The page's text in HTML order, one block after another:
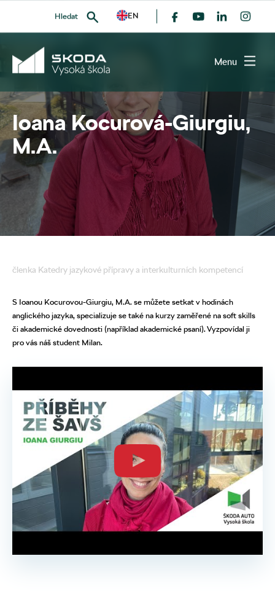
Hledat
VYHLEDAT
EN
Menu
Ioana Kocurová-Giurgiu,
M.A.
členka Katedry jazykové přípravy a interkulturních kompetencí
S Ioanou Kocurovou-Giurgiu, M.A. se můžete setkat v hodinách
anglického jazyka, specializuje se také na kurzy zaměřené na soft skills
či akademické dovednosti (například akademické psaní). Vyzpovídal ji
pro vás náš student Milan.